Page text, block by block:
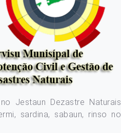
Jestaun Dezastre Naturais
sardina, sabaun, rinso no